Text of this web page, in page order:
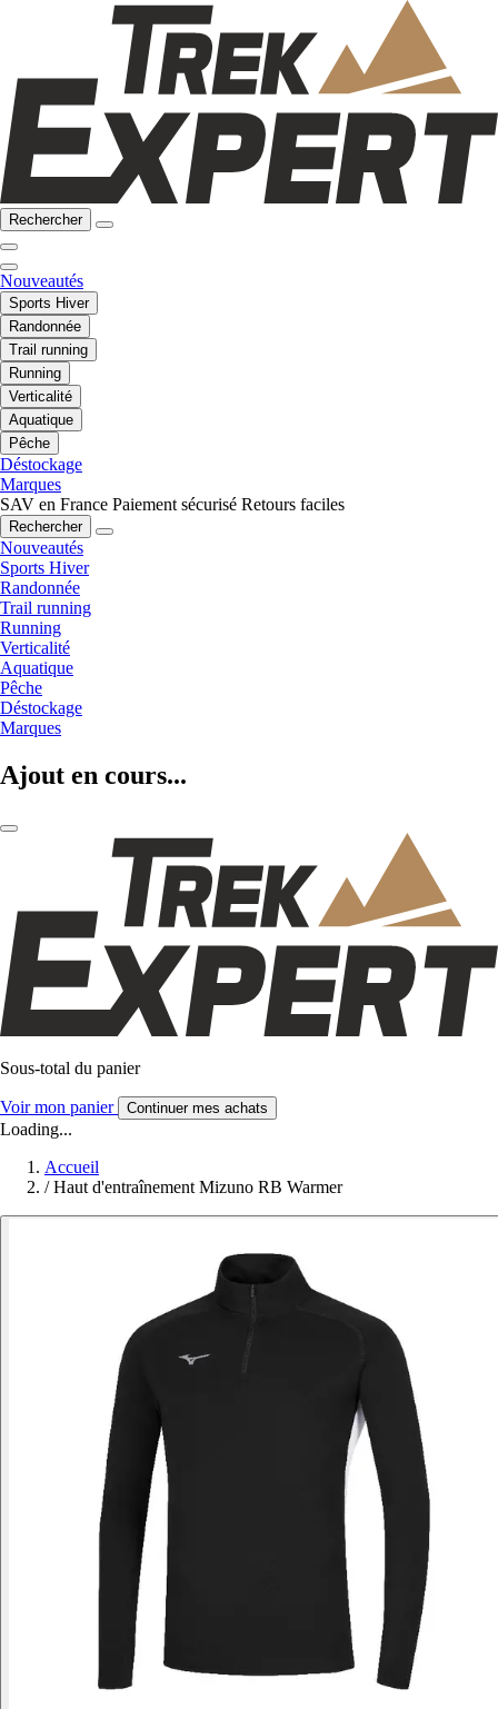
Rechercher
Nouveautés
Sports Hiver
Randonnée
Trail running
Running
Verticalité
Aquatique
Pêche
Déstockage
Marques
SAV en France Paiement sécurisé Retours faciles
Rechercher
Nouveautés
Sports Hiver
Randonnée
Trail running
Running
Verticalité
Aquatique
Pêche
Déstockage
Marques
Ajout en cours...
Sous-total du panier
Voir mon panier Continuer mes achats
Loading...
Accueil
/ Haut d'entraînement Mizuno RB Warmer